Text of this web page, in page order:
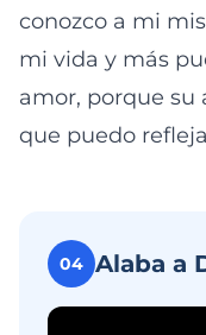
conozco a mi
mi vida y más
amor, porque su
que puedo
04 Alaba a